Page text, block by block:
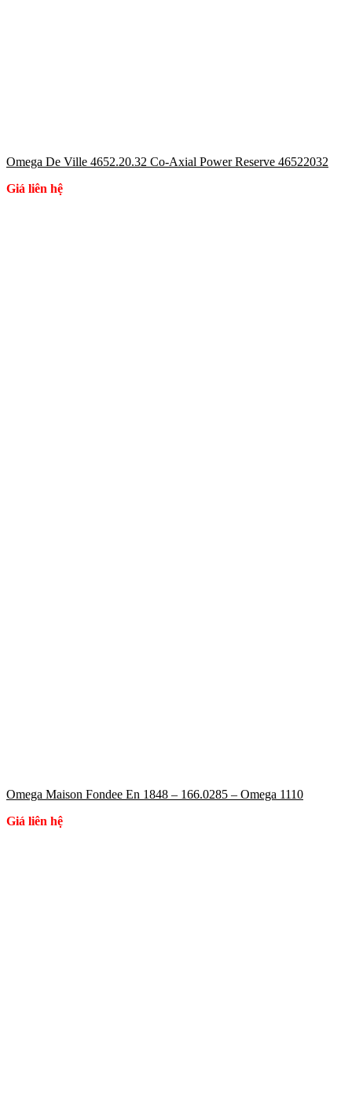
Omega De Ville 4652.20.32 Co-Axial Power Reserve 46522032
Giá liên hệ
Omega Maison Fondee En 1848 – 166.0285 – Omega 1110
Giá liên hệ